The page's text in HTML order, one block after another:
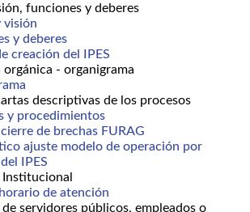
funciones y deberes
visión
y deberes
creación del IPES
- organigrama
descriptivas de los procesos
y procedimientos
de brechas FURAG
ajuste modelo de operación por
IPES
de atención
servidores públicos, empleados o